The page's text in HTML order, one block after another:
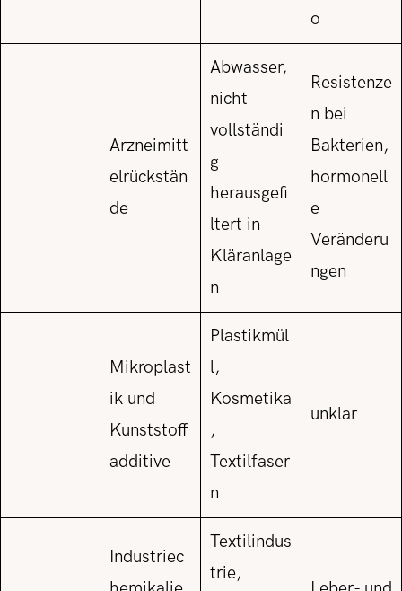
o
Arzneimitt
elrückstän
de
Abwasser,
nicht
vollständi
g
herausgefi
ltert in
Kläranlage
n
Resistenze
n bei
Bakterien,
hormonell
e
Veränderu
ngen
Mikroplast
ik und
Kunststoff
additive
Plastikmül
l,
Kosmetika
,
Textilfaser
n
unklar
Industriec
Textilindus
trie,